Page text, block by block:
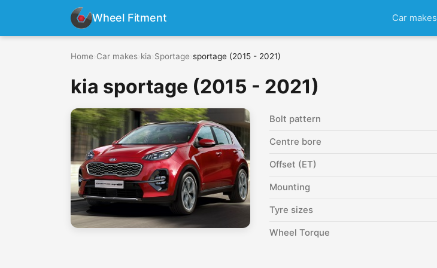
Wheel Fitment Car makes
Home Car makes kia Sportage sportage (2015 - 2021)
kia sportage (2015 - 2021)
Bolt pattern
Centre bore
Offset (ET)
Mounting
Tyre sizes
Wheel Torque